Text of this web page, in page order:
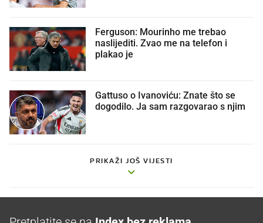
Ferguson: Mourinho me trebao
naslijediti. Zvao me na telefon i
plakao je
Gattuso o Ivanoviću: Znate što se
dogodilo. Ja sam razgovarao s njim
PRIKAŽI JOŠ VIJESTI